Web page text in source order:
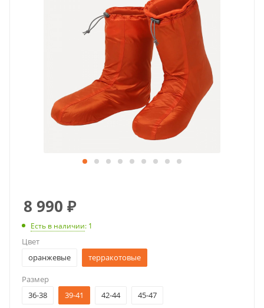
8 990 ₽
Есть в наличии: 1
Цвет
оранжевые
терракотовые
Размер
36-38
39-41 42-44 45-47